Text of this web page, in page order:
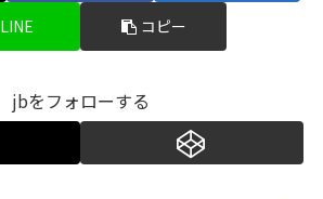
LINE コピー
jbをフォローする